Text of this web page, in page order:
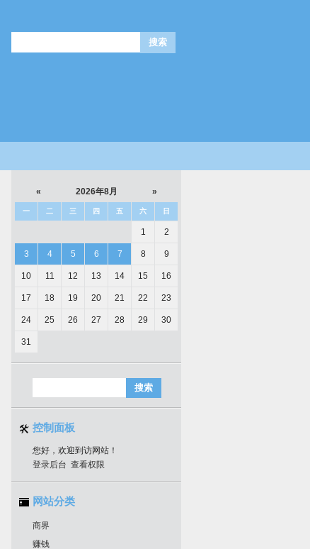
« 2026年8月 »
一 二 三 四 五 六 日
1 2
3 4 5 6 7 8 9
10 11 12 13 14 15 16
17 18 19 20 21 22 23
24 25 26 27 28 29 30
31
控制面板
您好，欢迎到访网站！
登录后台 查看权限
网站分类
商界
赚钱